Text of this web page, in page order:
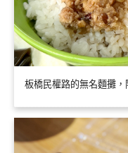
板橋民權路的無名麵攤